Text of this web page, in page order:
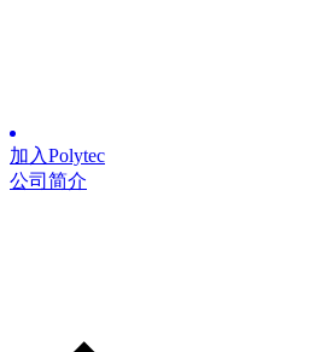
加入Polytec
公司简介